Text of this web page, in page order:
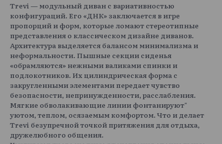
Trevi — модульный диван с вариативностью
конфигураций. Его «ДНК» заключается в игре
пропорций и форм, которые ломают стереотипные
представления о классическом дизайне диванов.
Архитектура выделяется балансом минимализма и
неформальности. Пышные секции сиденья
«обрамляются» нежными валиками спинки и
подлокотников. Их цилиндрическая форма с
закругленными элементами передает чувство
безопасности, непринужденности, расслабления.
Мягкие обволакивающие линии фонтанируют"
уютом, теплом, осязаемым комфортом. Что и делает
Trevi безупречной точкой притяжения для отдыха,
дружелюбного общения.